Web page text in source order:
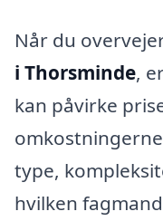
Når du
i Thorsminde,
kan påvirke
type,
hvilken